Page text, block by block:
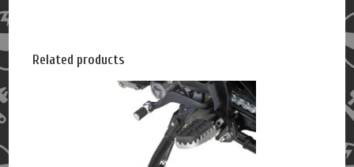
Related products